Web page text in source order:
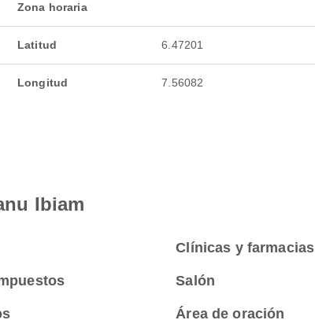
Zona horaria
Latitud 6.47201
Longitud 7.56082
Ibiam
Clínicas y farmacias
Salón
Área de oración